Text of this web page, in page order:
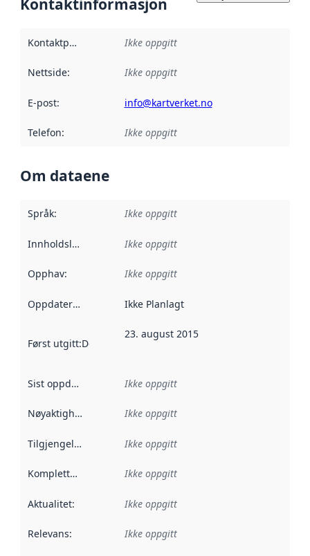
Kontaktinformasjon
Kontaktpunkt Ikke oppgitt
Nettside: Ikke oppgitt
E-post: info@kartverket.no
Telefon: Ikke oppgitt
Om dataene
Språk: Ikke oppgitt
Innholdsleverandører :
Ikke oppgitt
Opphav: Ikke oppgitt
Oppdateringsfrekvens :
Ikke Planlagt
Først utgitt:Denne datoen sier når dataene i dette
23. august 2015
Sist oppdatert Ikke oppgitt
Nøyaktighet Ikke oppgitt
Tilgjengelighet Ikke oppgitt
Kompletthet Ikke oppgitt
Aktualitet: Ikke oppgitt
Relevans: Ikke oppgitt